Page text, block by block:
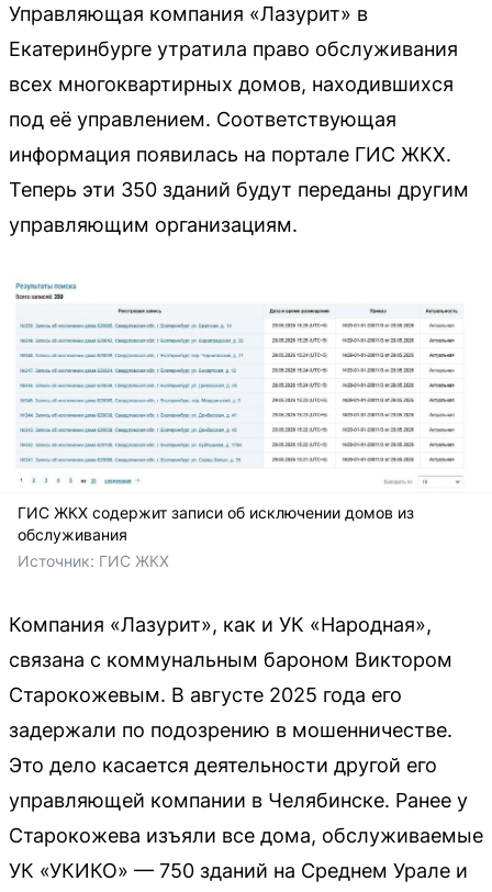
Управляющая компания «Лазурит» в
Екатеринбурге утратила право обслуживания
всех многоквартирных домов, находившихся
под её управлением. Соответствующая
информация появилась на портале ГИС ЖКХ.
Теперь эти 350 зданий будут переданы другим
управляющим организациям.
ГИС ЖКХ содержит записи об исключении домов из
обслуживания
Источник: ГИС ЖКХ
Компания «Лазурит», как и УК «Народная»,
связана с коммунальным бароном Виктором
Старокожевым. В августе 2025 года его
задержали по подозрению в мошенничестве.
Это дело касается деятельности другой его
управляющей компании в Челябинске. Ранее у
Старокожева изъяли все дома, обслуживаемые
УК «УКИКО» — 750 зданий на Среднем Урале и